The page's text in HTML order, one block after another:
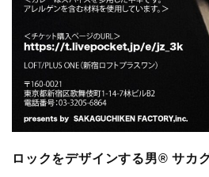
ロックをデザインする男®︎ サカ